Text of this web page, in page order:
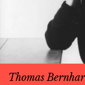
Thomas